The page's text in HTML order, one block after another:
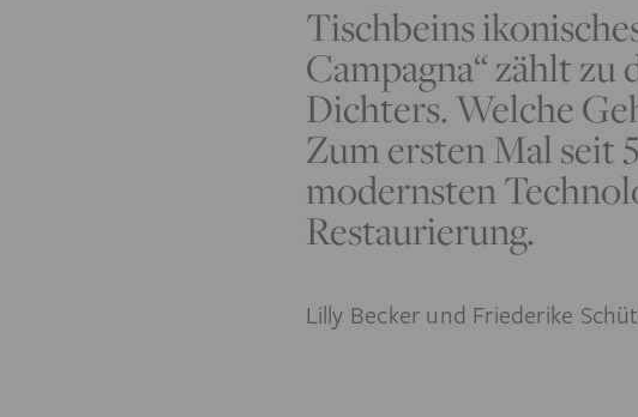
Tischbeins
Campagna“ zählt zu
Dichters. Welche
Zum ersten Mal seit
modernsten
Restaurierung.
Lilly Becker und Friederike